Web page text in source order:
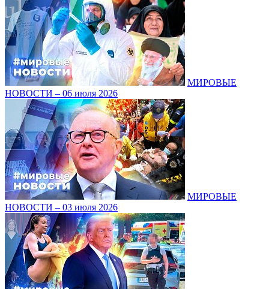
МИРОВЫЕ
НОВОСТИ – 06 июля 2026
МИРОВЫЕ
НОВОСТИ – 03 июля 2026